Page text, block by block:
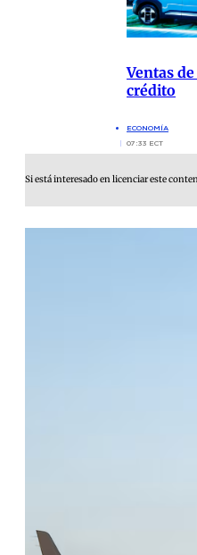
Ventas
crédito
ECONOMÍA
07:33 ECT
Si está interesado en licenciar este